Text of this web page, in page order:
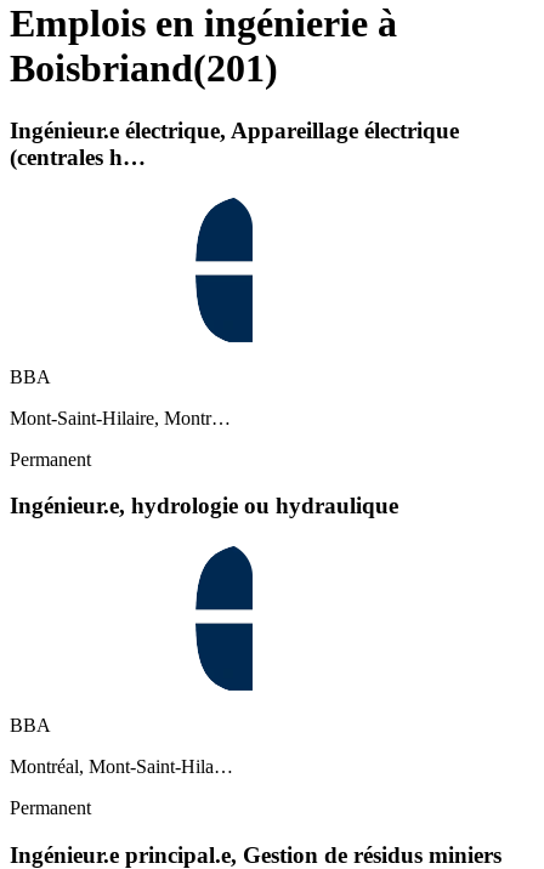
Emplois en ingénierie à
Boisbriand(201)
Ingénieur.e électrique, Appareillage électrique
(centrales h…
BBA
Mont-Saint-Hilaire, Montr…
Permanent
Ingénieur.e, hydrologie ou hydraulique
BBA
Montréal, Mont-Saint-Hila…
Permanent
Ingénieur.e principal.e, Gestion de résidus miniers